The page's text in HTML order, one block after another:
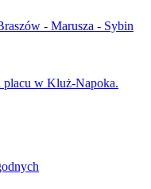
- Marusza - Sybin